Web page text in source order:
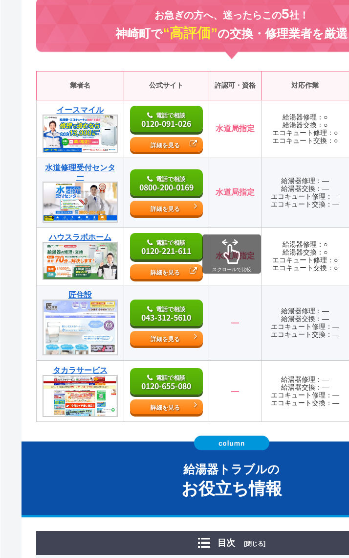
お急ぎの方へ、迷ったらこの5社！
神崎町で“高評価”の交換・修理業者を厳選
業者名 公式サイト 許認可・資格 対応作業
イースマイル
電話で相談
0120-091-026
詳細を見る
水道局指定
給湯器修理：○
給湯器交換：○
エコキュート修理：○
エコキュート交換：○
水道修理受付センタ
ー
電話で相談
0800-200-0169
詳細を見る
水道局指定
給湯器修理：―
給湯器交換：―
エコキュート修理：―
エコキュート交換：―
ハウスラボホーム
電話で相談
0120-221-611
詳細を見る
水道局指定
給湯器修理：○
給湯器交換：○
エコキュート修理：○
エコキュート交換：○
匠住設
電話で相談
043-312-5610
詳細を見る
―
給湯器修理：―
給湯器交換：―
エコキュート修理：―
エコキュート交換：―
タカラサービス
電話で相談
0120-655-080
詳細を見る
―
給湯器修理：―
給湯器交換：―
エコキュート修理：―
エコキュート交換：―
スクロールで比較
給湯器トラブルの
お役立ち情報
目次 [閉じる]